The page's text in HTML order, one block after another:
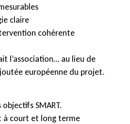
claire
cohérente
l’association… au lieu de
européenne du projet.
SMART.
à court et long terme